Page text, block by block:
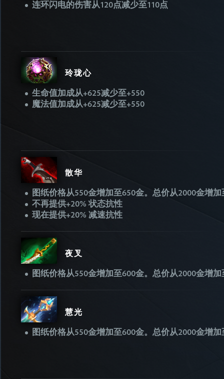
连环闪电的伤害从120点减少至110点
玲珑心
生命值加成从+625减少至+550
魔法值加成从+625减少至+550
散华
图纸价格从550金增加至650金。总价从2000金增加
不再提供+20% 状态抗性
现在提供+20% 减速抗性
夜叉
图纸价格从550金增加至600金。总价从2000金增加
慧光
图纸价格从550金增加至600金。总价从2000金增加